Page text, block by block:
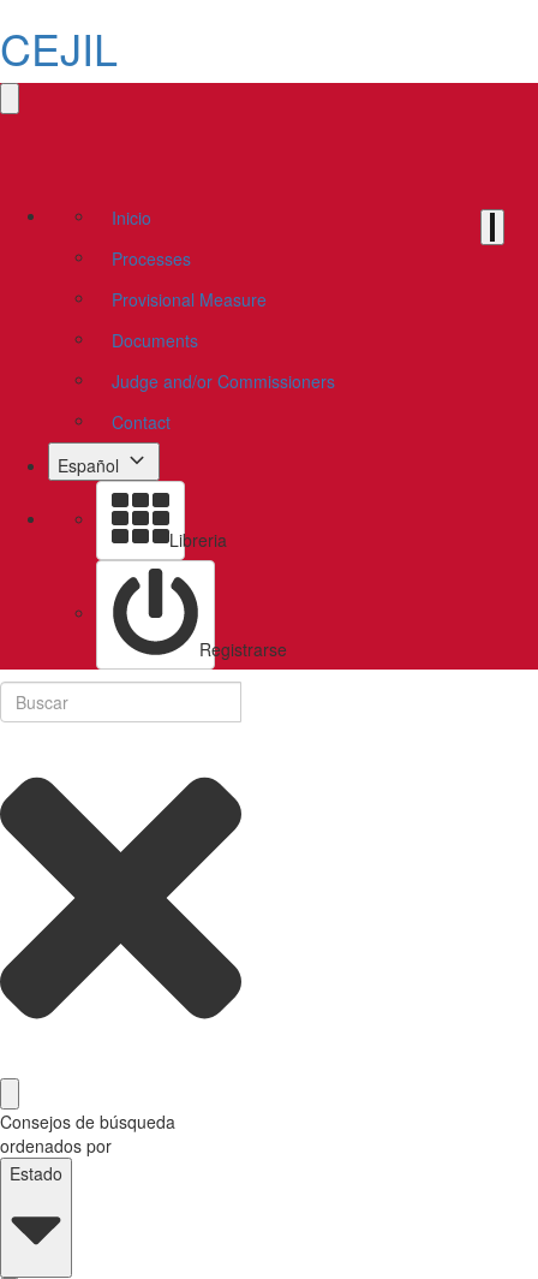
CEJIL
Inicio
Processes
Provisional Measure
Documents
Judge and/or Commissioners
Contact
Español
Libreria
Registrarse
Consejos de búsqueda
ordenados por
Estado